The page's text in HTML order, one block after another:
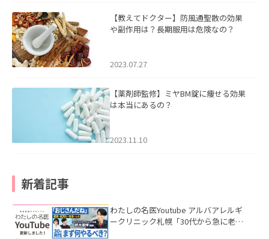
【教えてドクター】防風通聖散の効果
や副作用は？長期服用は危険なの？
2023.07.27
【薬剤師監修】ミヤBM錠に痩せる効果
は本当にあるの？
2023.11.10
新着記事
わたしの名医Youtube アルバアレルギ
ークリニック札幌「30代から急に老け